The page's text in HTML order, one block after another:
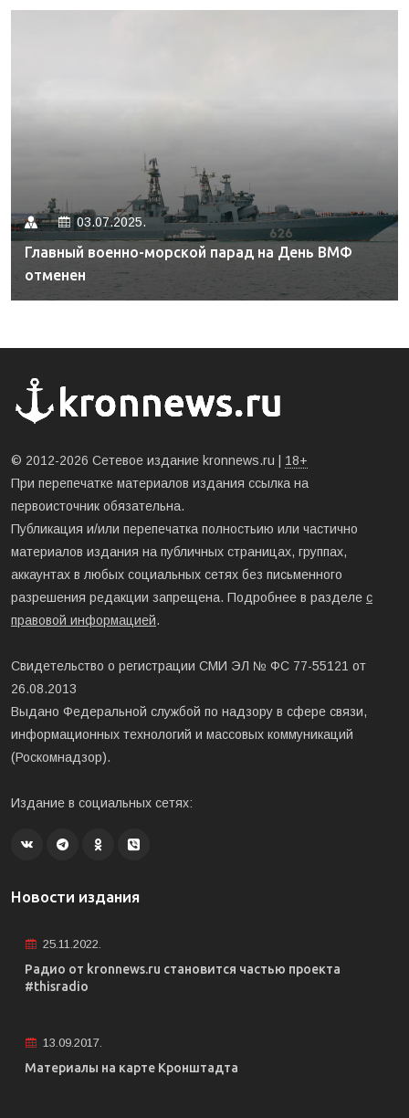
03.07.2025.
Главный военно-морской парад на День ВМФ
отменен
© 2012-2026 Сетевое издание kronnews.ru | 18+
При перепечатке материалов издания ссылка на
первоисточник обязательна.
Публикация и/или перепечатка полностьию или частично
материалов издания на публичных страницах, группах,
аккаунтах в любых социальных сетях без письменного
разрешения редакции запрещена. Подробнее в разделе с
правовой информацией.
Свидетельство о регистрации СМИ ЭЛ № ФС 77-55121 от
26.08.2013
Выдано Федеральной службой по надзору в сфере связи,
информационных технологий и массовых коммуникаций
(Роскомнадзор).
Издание в социальных сетях:
Новости издания
25.11.2022.
Радио от kronnews.ru становится частью проекта
#thisradio
13.09.2017.
Материалы на карте Кронштадта